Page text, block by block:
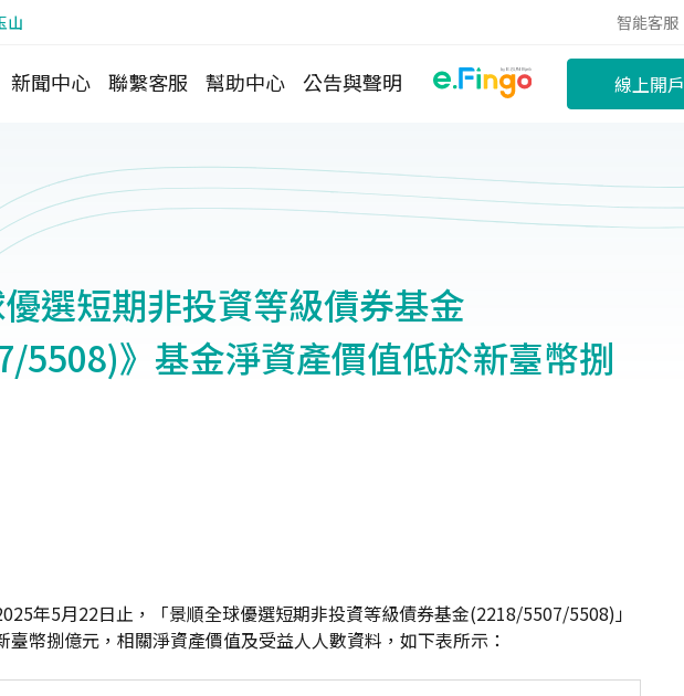
山 智能客服
新聞中心 聯繫客服 幫助中心 公告與聲明 線上開戶
選短期非投資等級債券基金
5508)》基金淨資產價值低於新臺幣捌
年5月22日止，「景順全球優選短期非投資等級債券基金(2218/5507/5508)」
臺幣捌億元，相關淨資產價值及受益人人數資料，如下表所示：